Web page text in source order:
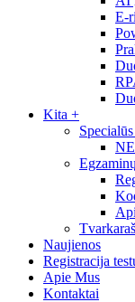
E-
Kita +
Naujienos
Registracija
Apie Mus
Kontaktai